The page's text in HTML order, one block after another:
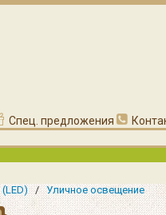
Спец. предложения
/Уличное освещение